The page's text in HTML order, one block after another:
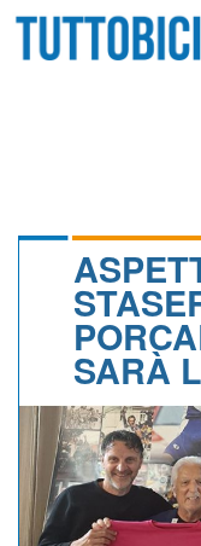
CALENDARIO
ALBI D'ORO
NEWSLETTER
SARÀ